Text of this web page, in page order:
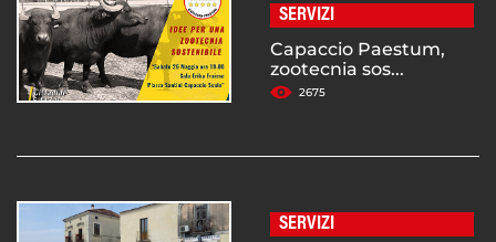
SERVIZI
Capaccio Paestum,
zootecnia sos...
2675
SERVIZI